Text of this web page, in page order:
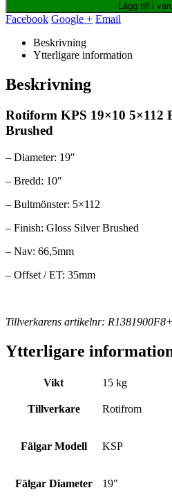
Lägg till i
Facebook Google + Email
Beskrivning
Ytterligare information
Beskrivning
Rotiform KPS 19×10 5×112
Brushed
– Diameter: 19″
– Bredd: 10″
– Bultmönster: 5×112
– Finish: Gloss Silver Brushed
– Nav: 66,5mm
– Offset / ET: 35mm
Tillverkarens artikelnr:
Ytterligare
Vikt 15 kg
Tillverkare Rotifrom
Fälgar Modell KSP
Fälgar Diameter 19"